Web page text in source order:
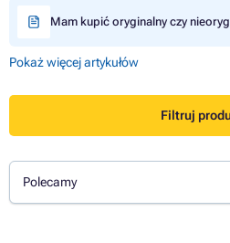
Mam kupić oryginalny czy
Pokaż więcej artykułów
Filtruj
Polecamy